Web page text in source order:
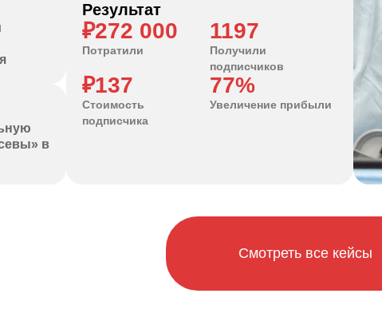
в
Результат
₽272 000
Потратили
1197
Получили
подписчиков
₽137
Стоимость
подписчика
77%
Увеличение прибыли
Смотреть все кейсы